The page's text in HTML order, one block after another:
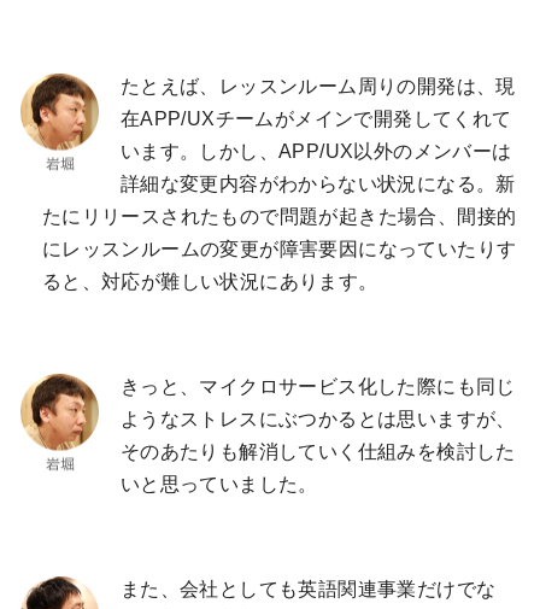
たとえば、レッスンルーム周りの開発は、現
在APP/UXチームがメインで開発してくれて
います。しかし、APP/UX以外のメンバーは
詳細な変更内容がわからない状況になる。新
たにリリースされたもので問題が起きた場合、間接的
にレッスンルームの変更が障害要因になっていたりす
ると、対応が難しい状況にあります。
きっと、マイクロサービス化した際にも同じ
ようなストレスにぶつかるとは思いますが、
そのあたりも解消していく仕組みを検討した
いと思っていました。
また、会社としても英語関連事業だけでな